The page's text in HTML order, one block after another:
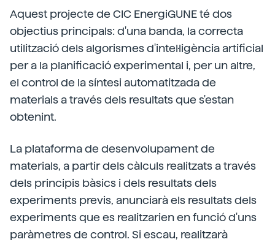
Aquest projecte de CIC EnergiGUNE té dos
objectius principals: d'una banda, la correcta
utilització dels algorismes d'intel·ligència artificial
per a la planificació experimental i, per un altre,
el control de la síntesi automatitzada de
materials a través dels resultats que s'estan
obtenint.
La plataforma de desenvolupament de
materials, a partir dels càlculs realitzats a través
dels principis bàsics i dels resultats dels
experiments previs, anunciarà els resultats dels
experiments que es realitzarien en funció d'uns
paràmetres de control. Si escau, realitzarà